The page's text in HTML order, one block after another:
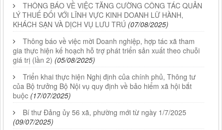
THÔNG BÁO VỀ VIỆC TĂNG CƯỜNG CÔNG TÁC QUẢN
LÝ THUẾ ĐỐI VỚI LĨNH VỰC KINH DOANH LỮ HÀNH,
KHÁCH SẠN VÀ DỊCH VỤ LƯU TRÚ (07/08/2025)
Thông báo về việc mời Doanh nghiệp, hợp tác xã tham
gia thực hiện kế hoạch hỗ trợ phát triển sản xuất theo chuỗi
giá trị (lần 2) (05/08/2025)
Triển khai thực hiện Nghị định của chính phủ, Thông tư
của Bộ trưởng Bộ Nội vụ quy định về bảo hiểm xã hội bắt
buộc (17/07/2025)
Bí thư Đảng ủy 56 xã, phường mới từ ngày 1/7/2025
(09/07/2025)